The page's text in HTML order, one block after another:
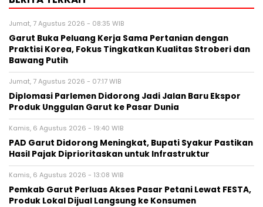
Jumat, 7 Agustus 2026 - 08:35 WIB
Garut Buka Peluang Kerja Sama Pertanian dengan
Praktisi Korea, Fokus Tingkatkan Kualitas Stroberi dan
Bawang Putih
Jumat, 7 Agustus 2026 - 07:17 WIB
Diplomasi Parlemen Didorong Jadi Jalan Baru Ekspor
Produk Unggulan Garut ke Pasar Dunia
Kamis, 6 Agustus 2026 - 19:40 WIB
PAD Garut Didorong Meningkat, Bupati Syakur Pastikan
Hasil Pajak Diprioritaskan untuk Infrastruktur
Kamis, 6 Agustus 2026 - 13:08 WIB
Pemkab Garut Perluas Akses Pasar Petani Lewat FESTA,
Produk Lokal Dijual Langsung ke Konsumen